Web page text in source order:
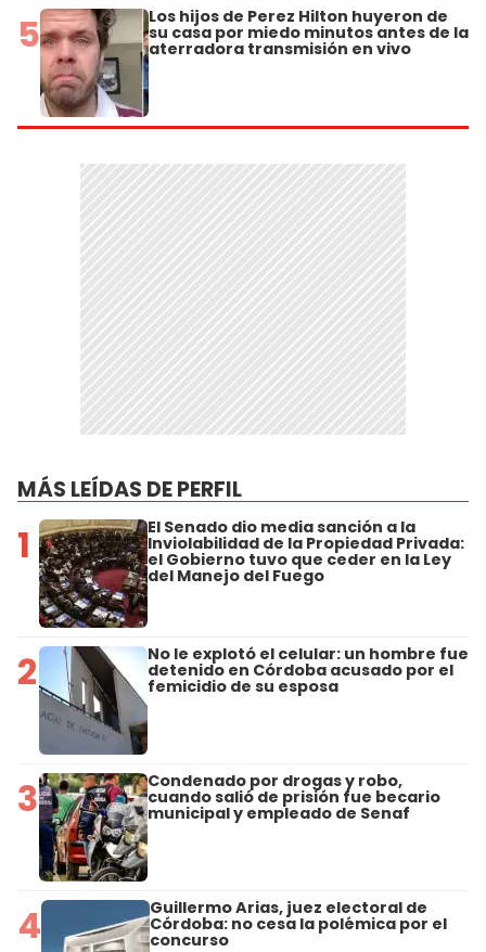
5 Los hijos de Perez Hilton huyeron de
su casa por miedo minutos antes de la
aterradora transmisión en vivo
MÁS LEÍDAS DE PERFIL
1 El Senado dio media sanción a la
Inviolabilidad de la Propiedad Privada:
el Gobierno tuvo que ceder en la Ley
del Manejo del Fuego
2 No le explotó el celular: un hombre fue
detenido en Córdoba acusado por el
femicidio de su esposa
3 Condenado por drogas y robo,
cuando salió de prisión fue becario
municipal y empleado de Senaf
4 Guillermo Arias, juez electoral de
Córdoba: no cesa la polémica por el
concurso